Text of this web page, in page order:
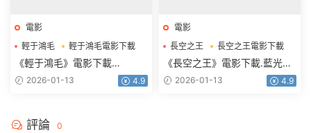
電影
輕于鴻毛
輕于鴻毛電影下載
《輕于鴻毛》電影下載
2160p.HD國語中字
2026-01-13 4.9
電影
長空之王
長空之王電影下載
《長空之王》電影下載.藍光版
1080p.BD國語中字
2026-01-13 4.9
評論 0